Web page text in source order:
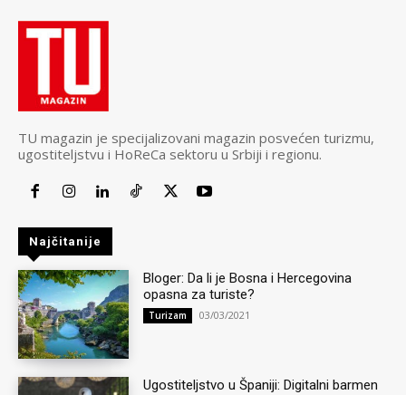
TU magazin je specijalizovani magazin posvećen turizmu,
ugostiteljstvu i HoReCa sektoru u Srbiji i regionu.
Najčitanije
Bloger: Da li je Bosna i Hercegovina
opasna za turiste?
Turizam 03/03/2021
Ugostiteljstvo u Španiji: Digitalni barmen